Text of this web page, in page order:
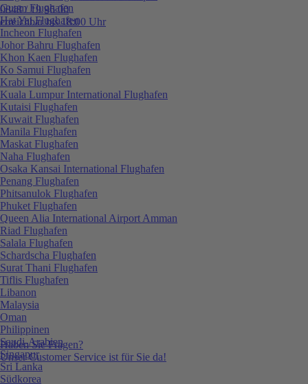
0848 / 19 96 00
erreichbar bis 18:00 Uhr
Haben Sie Fragen?
Unser Customer Service ist für Sie da!
Guam Flughafen
Hat Yai Flughafen
Incheon Flughafen
Johor Bahru Flughafen
Khon Kaen Flughafen
Ko Samui Flughafen
Krabi Flughafen
Kuala Lumpur International Flughafen
Kutaisi Flughafen
Kuwait Flughafen
Manila Flughafen
Maskat Flughafen
Naha Flughafen
Osaka Kansai International Flughafen
Penang Flughafen
Phitsanulok Flughafen
Phuket Flughafen
Queen Alia International Airport Amman
Riad Flughafen
Salala Flughafen
Schardscha Flughafen
Surat Thani Flughafen
Tiflis Flughafen
Libanon
Malaysia
Oman
Philippinen
Saudi-Arabien
Singapur
Sri Lanka
Südkorea